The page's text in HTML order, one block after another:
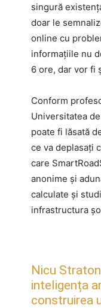
singură
doar le
online cu
informațiile nu
6 ore, dar vor fi
Conform
Universitatea
poate fi lăsată
ce va deplasați
care
anonime și
calculate şi
infrastructura
Nicu
inteligența
construirea